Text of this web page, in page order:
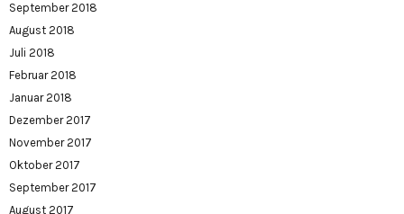
September 2018
August 2018
Juli 2018
Februar 2018
Januar 2018
Dezember 2017
November 2017
Oktober 2017
September 2017
August 2017